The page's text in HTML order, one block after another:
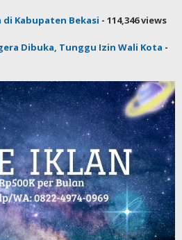
di Kabupaten Bekasi - 114,346 views
Dibuka, Tunggu Izin Wali Kota -